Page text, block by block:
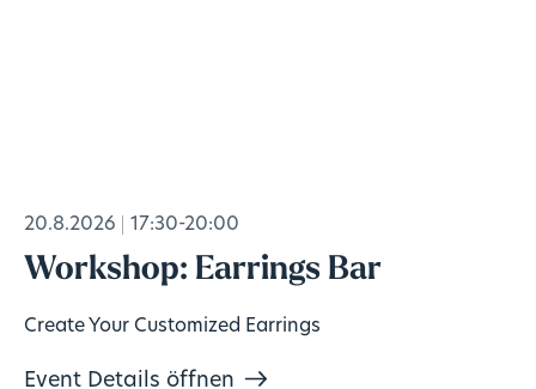
20.8.2026 17:30-20:00
Workshop: Earrings Bar
Create Your Customized Earrings
Event Details öffnen